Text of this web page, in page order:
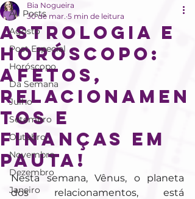
All Posts
Agosto
Post Especial
Horóscopo
Da Semana
Julho
Setembro
Outubro
Novembro
Dezembro
Janeiro
Astrologia e
Horóscopo:
Afetos,
relacionamen
tos e
finanças em
pauta!
Bia Nogueira
30 de mar. 5 min de leitura
Nesta semana, Vênus, o planeta
dos relacionamentos, está